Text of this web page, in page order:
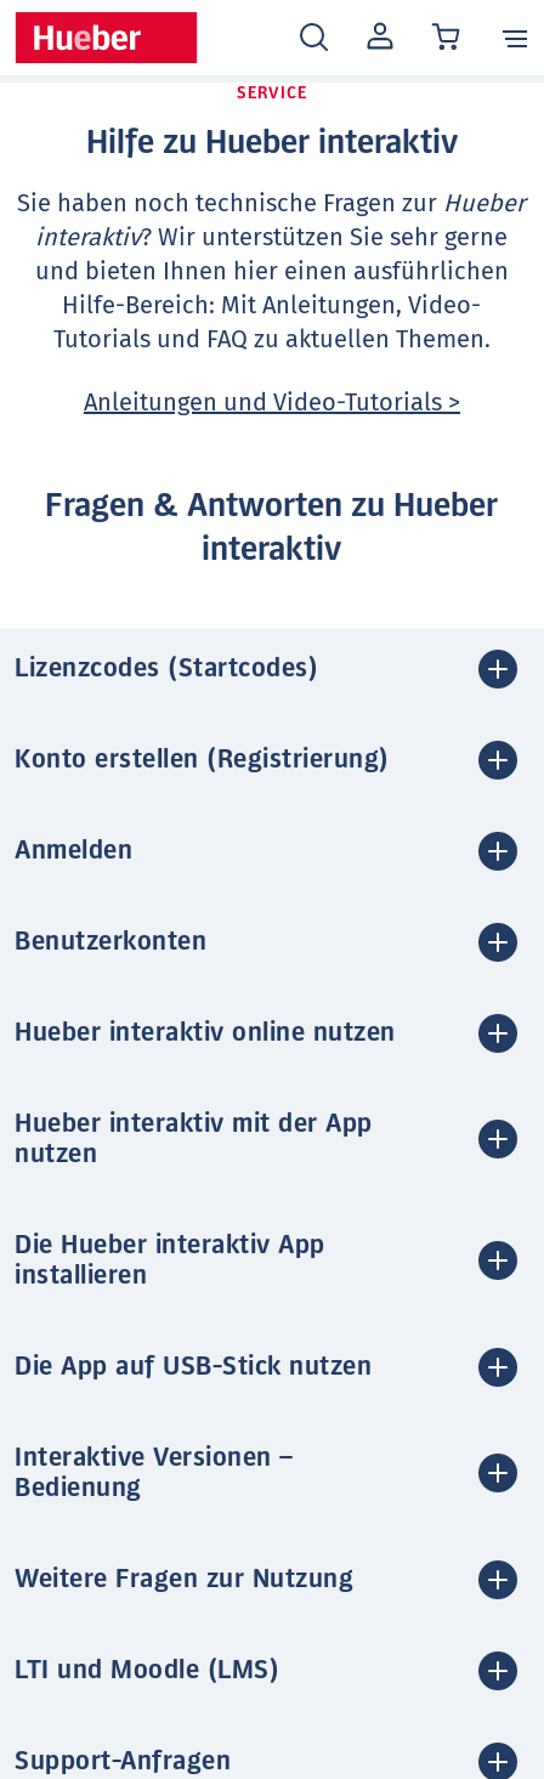
MEIN
KONTO
SERVICE
Hilfe zu Hueber interaktiv
Sie haben noch technische Fragen zur Hueber
interaktiv? Wir unterstützen Sie sehr gerne
und bieten Ihnen hier einen ausführlichen
Hilfe-Bereich: Mit Anleitungen, Video-
Tutorials und FAQ zu aktuellen Themen.
Anleitungen und Video-Tutorials >
Fragen & Antworten zu Hueber
interaktiv
Lizenzcodes (Startcodes)
Konto erstellen (Registrierung)
Anmelden
Benutzerkonten
Hueber interaktiv online nutzen
Hueber interaktiv mit der App
nutzen
Die Hueber interaktiv App
installieren
Die App auf USB-Stick nutzen
Interaktive Versionen –
Bedienung
Weitere Fragen zur Nutzung
LTI und Moodle (LMS)
Support-Anfragen